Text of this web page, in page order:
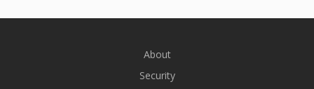
About
Security